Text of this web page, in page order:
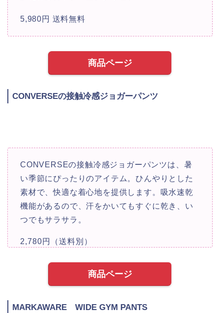
5,980円 送料無料
商品ページ
CONVERSEの接触冷感ジョガーパンツ
CONVERSEの接触冷感ジョガーパンツは、暑
い季節にぴったりのアイテム。ひんやりとした
素材で、快適な着心地を提供します。吸水速乾
機能があるので、汗をかいてもすぐに乾き、い
つでもサラサラ。
2,780円（送料別）
商品ページ
MARKAWARE WIDE GYM PANTS